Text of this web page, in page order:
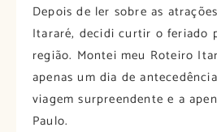
Depois de ler sobre as
Itararé, decidi curtir o feriado
região. Montei meu Roteiro
apenas um dia de
viagem surpreendente e a
Paulo.